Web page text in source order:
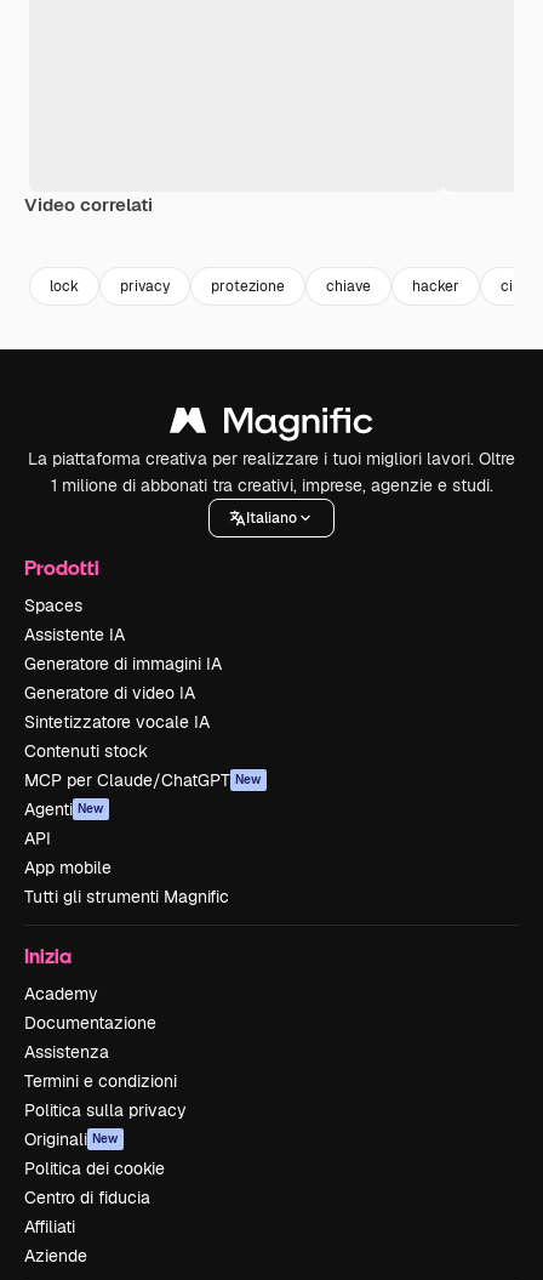
Video correlati
lock privacy protezione chiave hacker
La piattaforma creativa per realizzare i tuoi migliori lavori. Oltre
1 milione di abbonati tra creativi, imprese, agenzie e studi.
Italiano
Prodotti
Spaces
Assistente IA
Generatore di immagini IA
Generatore di video IA
Sintetizzatore vocale IA
Contenuti stock
MCP per Claude/ChatGPT New
Agenti New
API
App mobile
Tutti gli strumenti Magnific
Inizia
Academy
Documentazione
Assistenza
Termini e condizioni
Politica sulla privacy
Originali New
Politica dei cookie
Centro di fiducia
Affiliati
Aziende